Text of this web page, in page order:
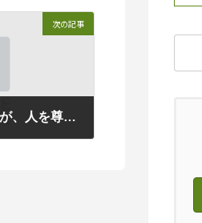
次の記事
自分を丸ごと認める勇気が、人を尊重する力になる【ラジオ番組のご案内】